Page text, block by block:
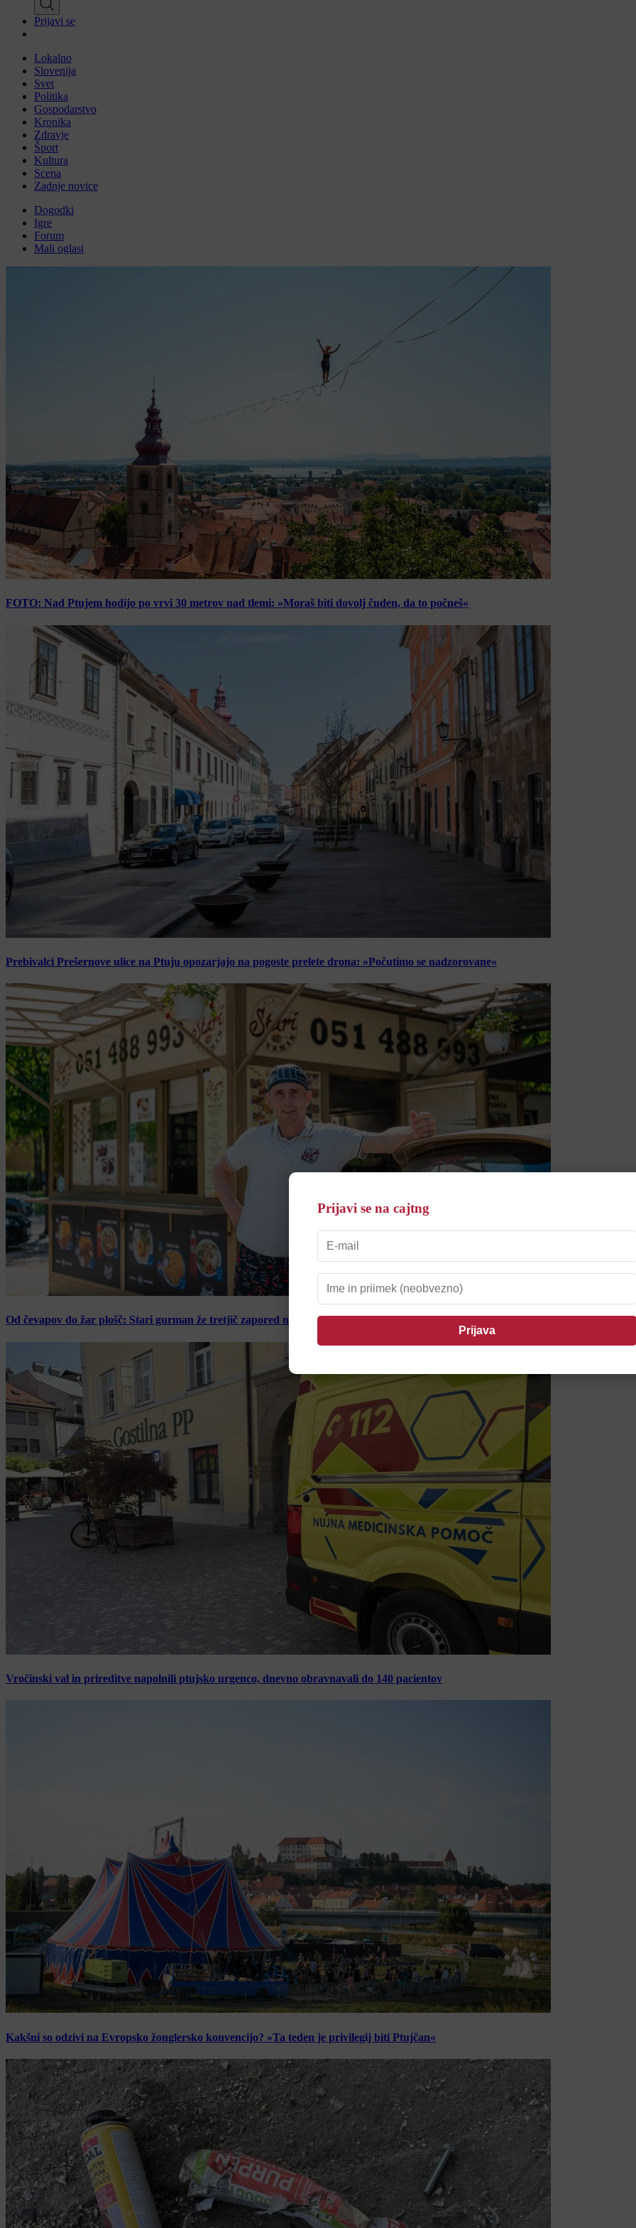
Prijavi se
Lokalno
Slovenija
Svet
Politika
Gospodarstvo
Kronika
Zdravje
Šport
Kultura
Scena
Zadnje novice
Dogodki
Igre
Forum
Mali oglasi
FOTO: Nad Ptujem hodijo po vrvi 30 metrov nad tlemi: »Moraš biti dovolj čuden, da to počneš«
Prebivalci Prešernove ulice na Ptuju opozarjajo na pogoste prelete drona: »Počutimo se nadzorovane«
Od čevapov do žar plošč: Stari gurman že tretjič zapored navdušil Ptujčane
Vročinski val in prireditve napolnili ptujsko urgenco, dnevno obravnavali do 140 pacientov
Kakšni so odzivi na Evropsko žonglersko konvencijo? »Ta teden je privilegij biti Ptujčan«
Prijavi se na cajtng